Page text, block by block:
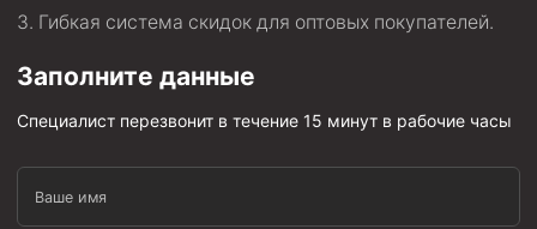
Удочки ловильные
заводным зубом
Гибкая система скидок для оптовых покупателей.
Заполните данные
Специалист перезвонит в течение 15 минут в рабочие часы
Ваше имя